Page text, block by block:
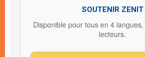
SOUTENIR ZENIT
Disponible pour tous en 4
lecteurs.